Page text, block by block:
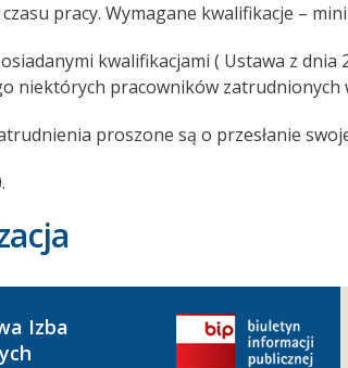
pracy. Wymagane kwalifikacje –
kwalifikacjami ( Ustawa z
niektórych pracowników zatrudnionych
proszone są o przesłanie
Izba